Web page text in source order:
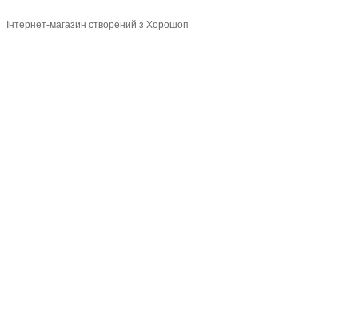
Інтернет-магазин створений з Хорошоп